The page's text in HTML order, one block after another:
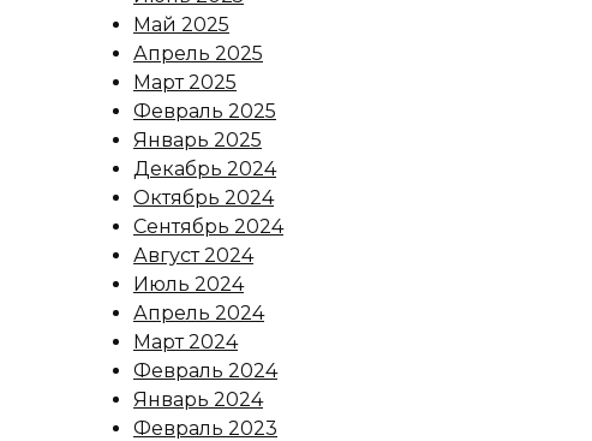
Май 2025
Апрель 2025
Март 2025
Февраль 2025
Январь 2025
Декабрь 2024
Октябрь 2024
Сентябрь 2024
Август 2024
Июль 2024
Апрель 2024
Март 2024
Февраль 2024
Январь 2024
Февраль 2023